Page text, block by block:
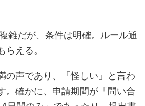
雑だが、条件は明確。ルール通
らえる。
の声であり、「怪しい」と言わ
。確かに、申請期間が「問い合